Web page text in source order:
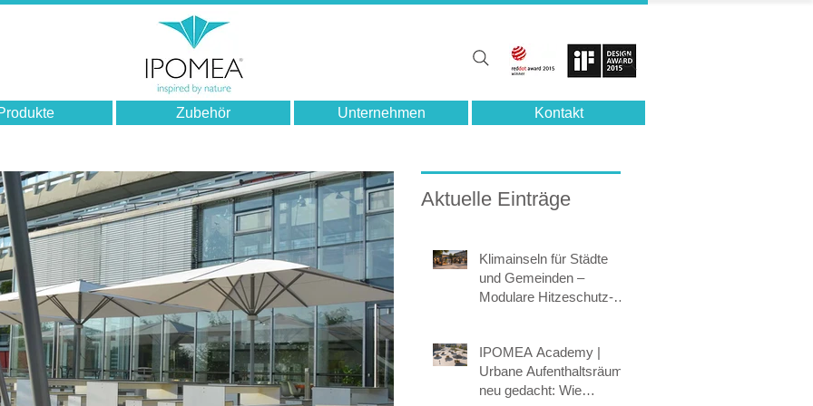
Zubehör Unternehmen Kontakt
Aktuelle Einträge
Klimainseln für Städte
und Gemeinden –
Modulare Hitzeschutz-
IPOMEA Academy |
Urbane Aufenthaltsräume
neu gedacht: Wie